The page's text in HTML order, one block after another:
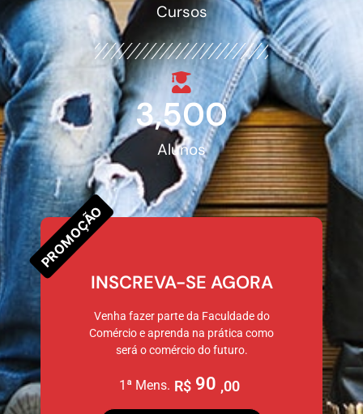
Cursos
Alunos
3,500
PROMOÇÃO
INSCREVA-SE AGORA
Venha fazer parte da Faculdade do
Comércio e aprenda na prática como
será o comércio do futuro.
1ª Mens. R$ 90 ,00